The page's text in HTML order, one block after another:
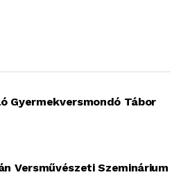
Gyermekversmondó Tábor
Versművészeti Szeminárium